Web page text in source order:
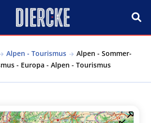
Alpen - Tourismus
Alpen - Sommer-
- Europa - Alpen - Tourismus